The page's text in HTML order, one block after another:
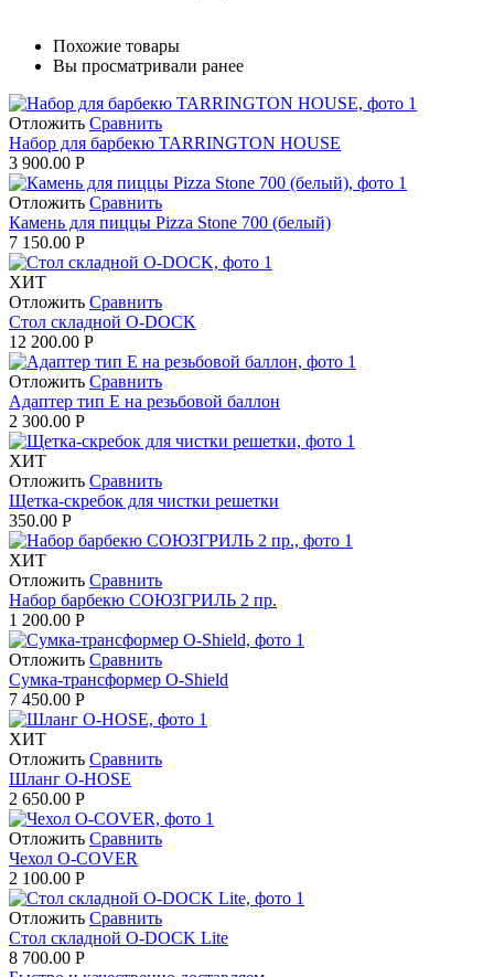
Похожие товары
Вы просматривали ранее
Отложить Сравнить
Набор для барбекю TARRINGTON HOUSE
3 900.00 Р
Отложить Сравнить
Камень для пиццы Pizza Stone 700 (белый)
7 150.00 Р
ХИТ
Отложить Сравнить
Стол складной O-DOCK
12 200.00 Р
Отложить Сравнить
Адаптер тип Е на резьбовой баллон
2 300.00 Р
ХИТ
Отложить Сравнить
Щетка-скребок для чистки решетки
350.00 Р
ХИТ
Отложить Сравнить
Набор барбекю СОЮЗГРИЛЬ 2 пр.
1 200.00 Р
Отложить Сравнить
Сумка-трансформер O-Shield
7 450.00 Р
ХИТ
Отложить Сравнить
Шланг O-HOSE
2 650.00 Р
Отложить Сравнить
Чехол O-COVER
2 100.00 Р
Отложить Сравнить
Стол складной O-DOCK Lite
8 700.00 Р